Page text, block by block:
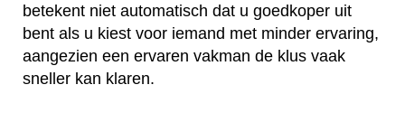
betekent niet automatisch dat u goedkoper uit
bent als u kiest voor iemand met minder ervaring,
aangezien een ervaren vakman de klus vaak
sneller kan klaren.